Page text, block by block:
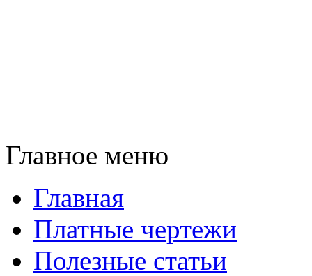
Главное меню
Главная
Платные чертежи
Полезные статьи